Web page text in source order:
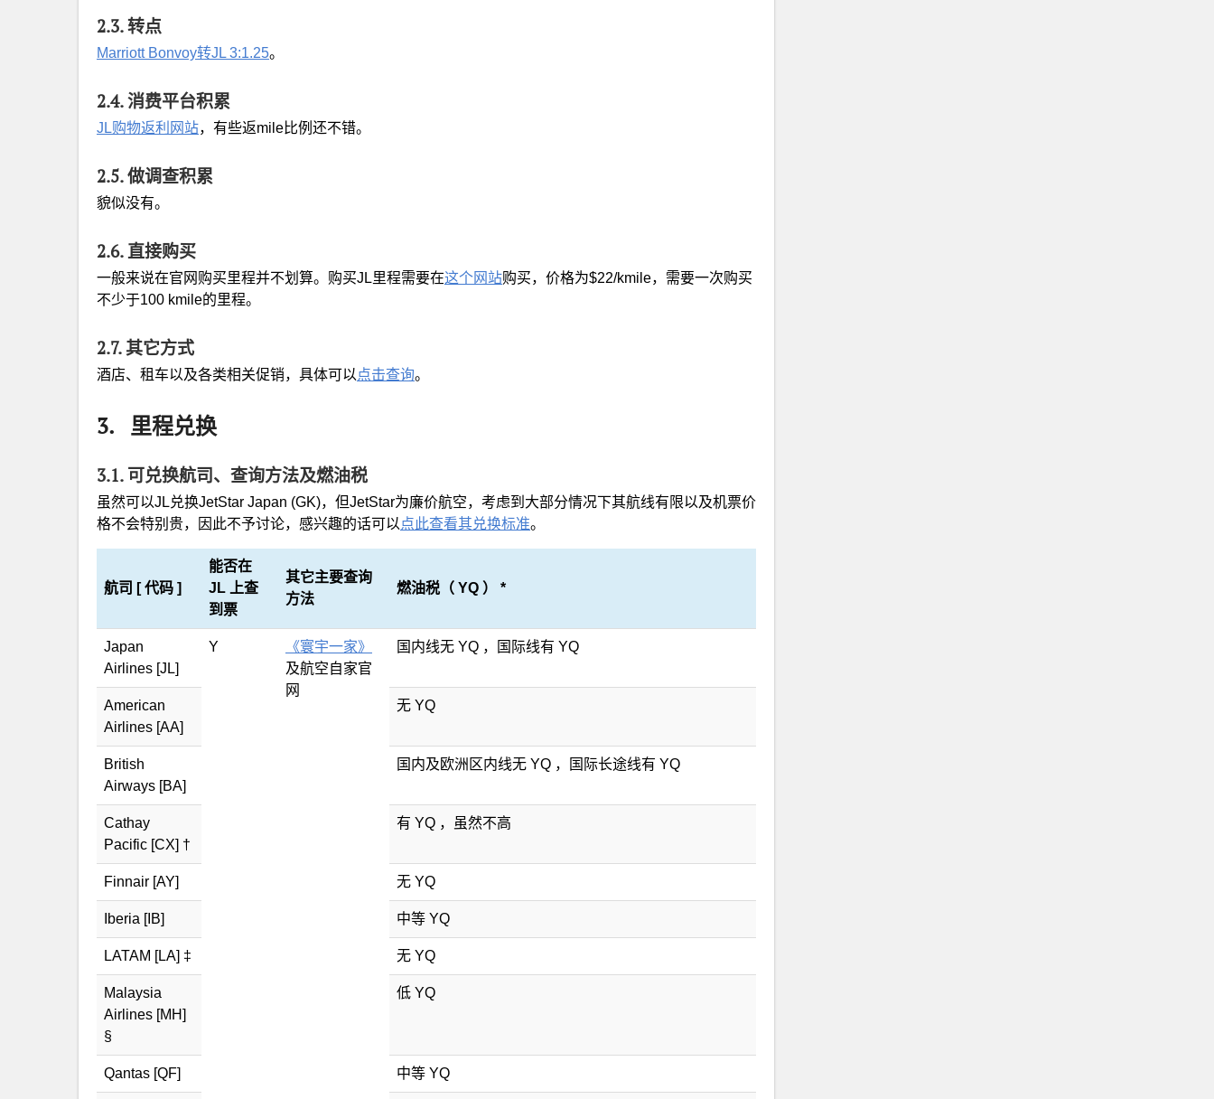
2.3. 转点
Marriott Bonvoy转JL 3:1.25。
2.4. 消费平台积累
JL购物返利网站，有些返mile比例还不错。
2.5. 做调查积累
貌似没有。
2.6. 直接购买
一般来说在官网购买里程并不划算。购买JL里程需要在这个网站购买，价格为$22/kmile，需要一次购买
不少于100 kmile的里程。
2.7. 其它方式
酒店、租车以及各类相关促销，具体可以点击查询。
3. 里程兑换
3.1. 可兑换航司、查询方法及燃油税
虽然可以JL兑换JetStar Japan (GK)，但JetStar为廉价航空，考虑到大部分情况下其航线有限以及机票价
格不会特别贵，因此不予讨论，感兴趣的话可以点此查看其兑换标准。
航司 [ 代码 ]
能否在
JL 上查
到票
其它主要查询
方法
燃油税（ YQ ） *
Japan
Airlines [JL]
Y
《寰宇一家》
及航空自家官
网
国内线无 YQ ，国际线有 YQ
American
Airlines [AA]
无 YQ
British
Airways [BA]
国内及欧洲区内线无 YQ ，国际长途线有 YQ
Cathay
Pacific [CX] †
有 YQ ，虽然不高
Finnair [AY] 无 YQ
Iberia [IB] 中等 YQ
LATAM [LA] ‡ 无 YQ
Malaysia
Airlines [MH]
§
低 YQ
Qantas [QF] 中等 YQ